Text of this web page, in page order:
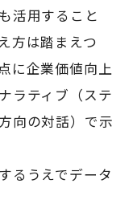
活用すること
方は踏まえつ
に企業価値向上
ラティブ（ステ
向の対話）で示
るうえでデータ